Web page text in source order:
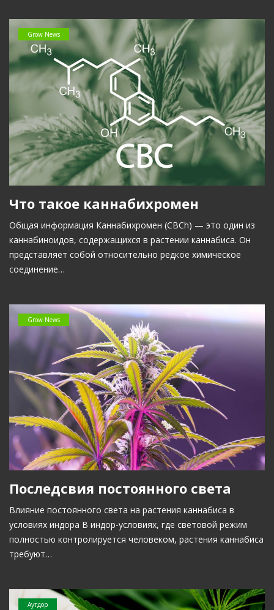
Grow News
Что такое каннабихромен
Общая информация Каннабихромен (CBCh) — это один из
каннабиноидов, содержащихся в растении каннабиса. Он
представляет собой относительно редкое химическое
соединение…
Grow News
Последсвия постоянного света
Влияние постоянного света на растения каннабиса в
условиях индора В индор-условиях, где световой режим
полностью контролируется человеком, растения каннабиса
требуют…
Аутдор